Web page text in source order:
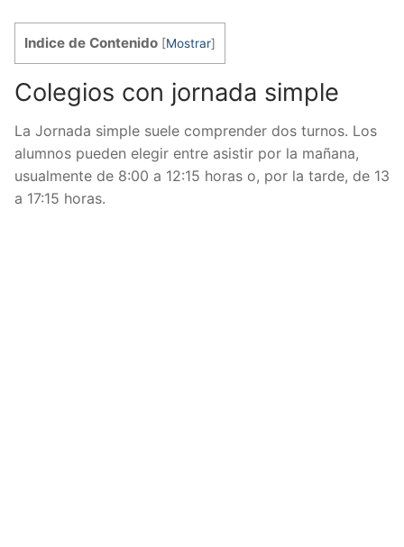
Indice de Contenido [Mostrar]
Colegios con jornada simple
La Jornada simple suele comprender dos turnos. Los
alumnos pueden elegir entre asistir por la mañana,
usualmente de 8:00 a 12:15 horas o, por la tarde, de 13
a 17:15 horas.